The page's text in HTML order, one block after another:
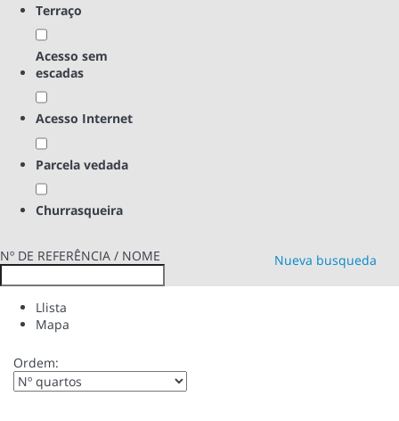
Terraço
Acesso sem
escadas
Acesso Internet
Parcela vedada
Churrasqueira
Nueva busqueda
Nº DE REFERÊNCIA / NOME
Llista
Mapa
Ordem: